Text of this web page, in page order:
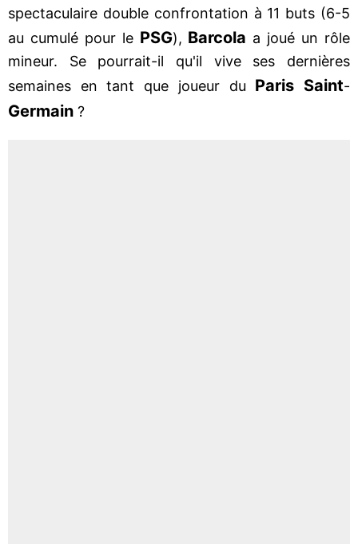
spectaculaire double confrontation à 11 buts (6-5
au cumulé pour le PSG), Barcola a joué un rôle
mineur. Se pourrait-il qu'il vive ses dernières
semaines en tant que joueur du Paris Saint-
Germain ?